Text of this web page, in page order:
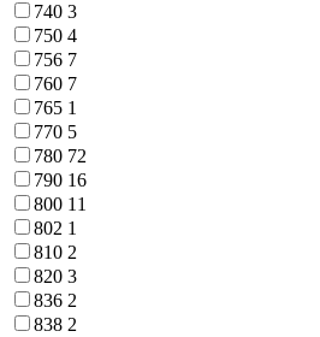
740 3
750 4
756 7
760 7
765 1
770 5
780 72
790 16
800 11
802 1
810 2
820 3
836 2
838 2